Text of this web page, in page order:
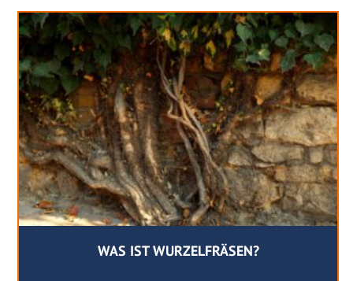
WAS IST WURZELFRÄSEN?